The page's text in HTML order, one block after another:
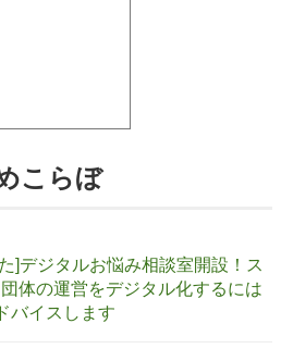
こらぼ
]デジタルお悩み相談室開設！ス
体の運営をデジタル化するには
バイスします